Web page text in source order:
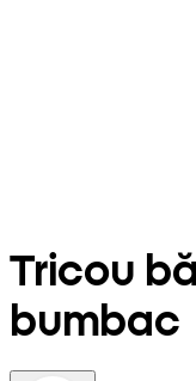
Tricou
bumbac